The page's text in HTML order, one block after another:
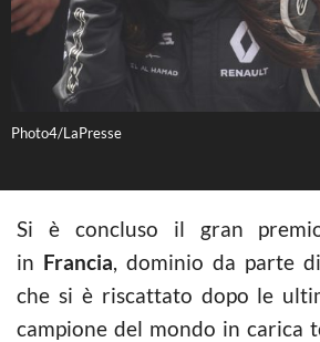
Photo4/LaPresse
Si è concluso il gran
in Francia, dominio da parte di
che si è riscattato dopo le
campione del mondo in carica